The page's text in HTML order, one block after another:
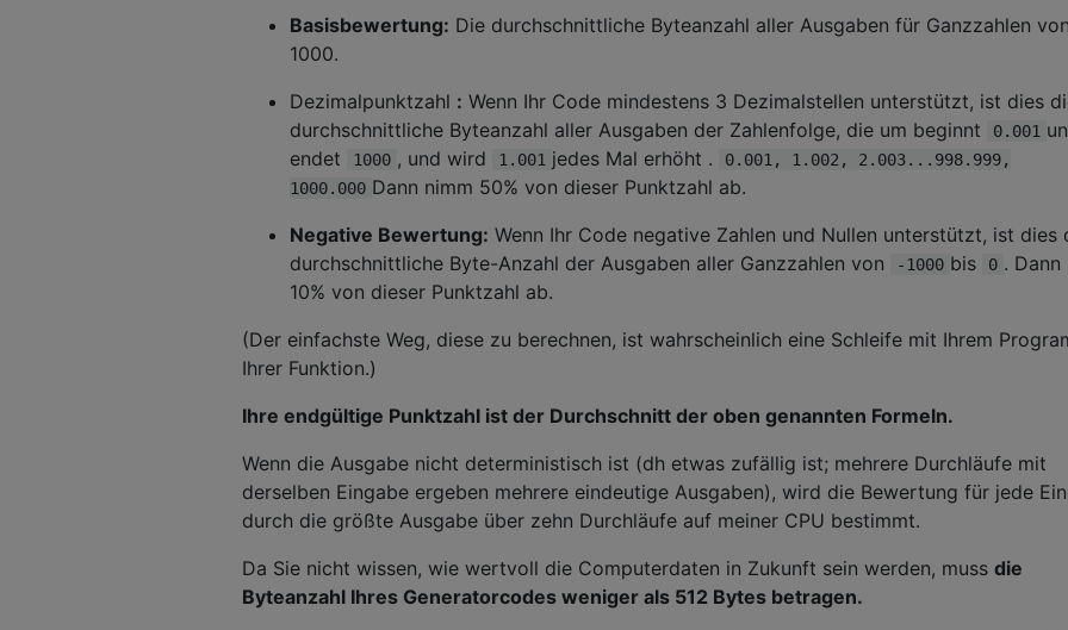
Basisbewertung: Die durchschnittliche Byteanzahl aller Ausgaben für Ganzzahlen
1000.
Dezimalpunktzahl : Wenn Ihr Code mindestens 3 Dezimalstellen unterstützt, ist dies
durchschnittliche Byteanzahl aller Ausgaben der Zahlenfolge, die um beginnt
0.001
endet
1000 , und wird 1.001 jedes Mal erhöht .
0.001, 1.002, 2.003...998.999,
1000.000 Dann nimm 50% von dieser Punktzahl ab.
Negative Bewertung: Wenn Ihr Code negative Zahlen und Nullen unterstützt, ist dies
durchschnittliche Byte-Anzahl der Ausgaben aller Ganzzahlen von
-1000 bis 0 . Dann
10% von dieser Punktzahl ab.
(Der einfachste Weg, diese zu berechnen, ist wahrscheinlich eine Schleife mit Ihrem
Ihrer Funktion.)
Ihre endgültige Punktzahl ist der Durchschnitt der oben genannten Formeln.
Wenn die Ausgabe nicht deterministisch ist (dh etwas zufällig ist; mehrere Durchläufe mit
derselben Eingabe ergeben mehrere eindeutige Ausgaben), wird die Bewertung für jede
durch die größte Ausgabe über zehn Durchläufe auf meiner CPU bestimmt.
Da Sie nicht wissen, wie wertvoll die Computerdaten in Zukunft sein werden, muss die
Byteanzahl Ihres Generatorcodes weniger als 512 Bytes betragen.